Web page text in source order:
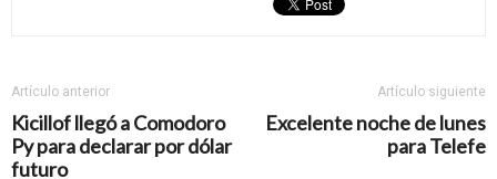
Artículo anterior
Kicillof llegó a Comodoro
Py para declarar por dólar
futuro
Artículo siguiente
Excelente noche de lunes
para Telefe